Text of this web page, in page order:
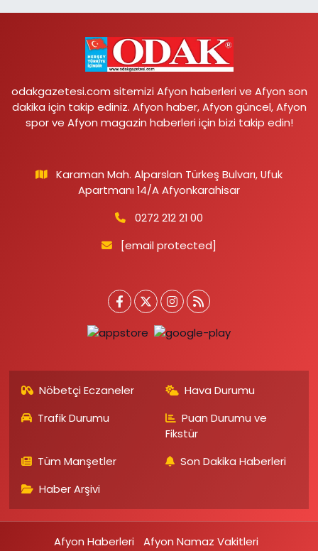
odakgazetesi.com sitemizi Afyon haberleri ve Afyon son
dakika için takip ediniz. Afyon haber, Afyon güncel, Afyon
spor ve Afyon magazin haberleri için bizi takip edin!
Karaman Mah. Alparslan Türkeş Bulvarı, Ufuk
Apartmanı 14/A Afyonkarahisar
0272 212 21 00
[email protected]
Nöbetçi Eczaneler
Hava Durumu
Trafik Durumu
Puan Durumu ve
Fikstür
Tüm Manşetler
Son Dakika Haberleri
Haber Arşivi
Afyon Haberleri
Afyon Namaz Vakitleri